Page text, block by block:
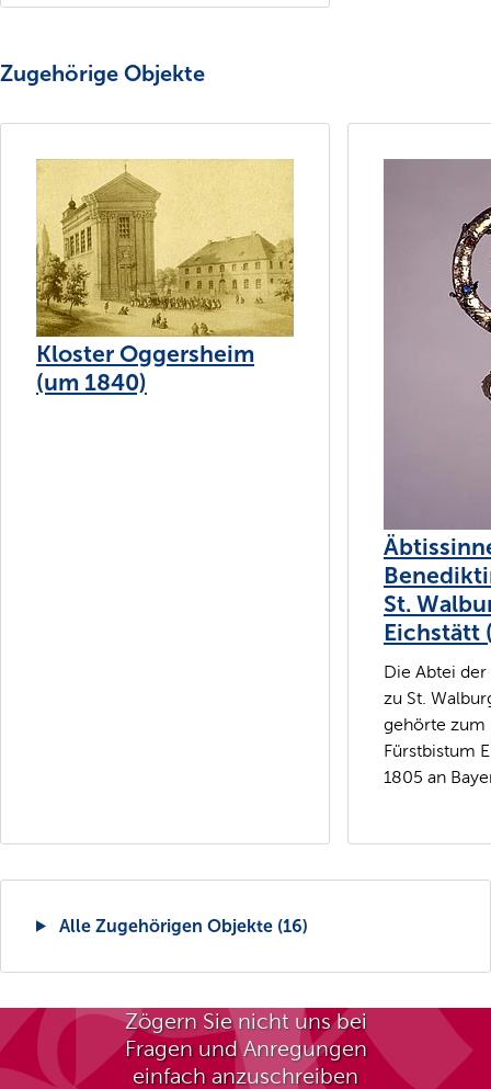
Zugehörige Objekte
Kloster Oggersheim
(um 1840)
St.
Eichstätt
Die Abtei
zu St.
gehörte zum
Fürstbistum
1805 an
Alle Zugehörigen Objekte (16)
Zögern Sie nicht uns bei
Fragen und Anregungen
einfach anzuschreiben